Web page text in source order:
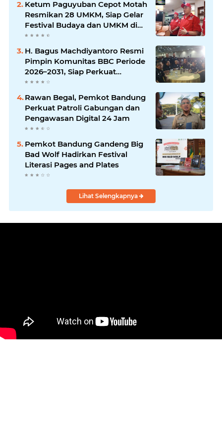
Ketum Paguyuban Cepot Motah
Resmikan 28 UMKM, Siap Gelar
Festival Budaya dan UMKM di
Jalan Braga
H. Bagus Machdiyantoro Resmi
Pimpin Komunitas BBC Periode
2026–2031, Siap Perkuat
Solidaritas dan Hadirkan
Program Nyata untuk
Masyarakat
Rawan Begal, Pemkot Bandung
Perkuat Patroli Gabungan dan
Pengawasan Digital 24 Jam
Pemkot Bandung Gandeng Big
Bad Wolf Hadirkan Festival
Literasi Pages and Plates
Lihat Selengkapnya